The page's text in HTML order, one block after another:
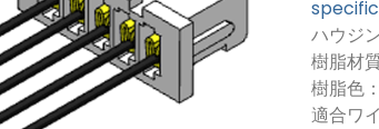
ハウジ
樹脂材
樹脂色
適合ワ